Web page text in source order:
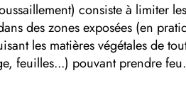
consiste à limiter
des zones exposées (en
les matières végétales de
feuilles...) pouvant prendre feu.